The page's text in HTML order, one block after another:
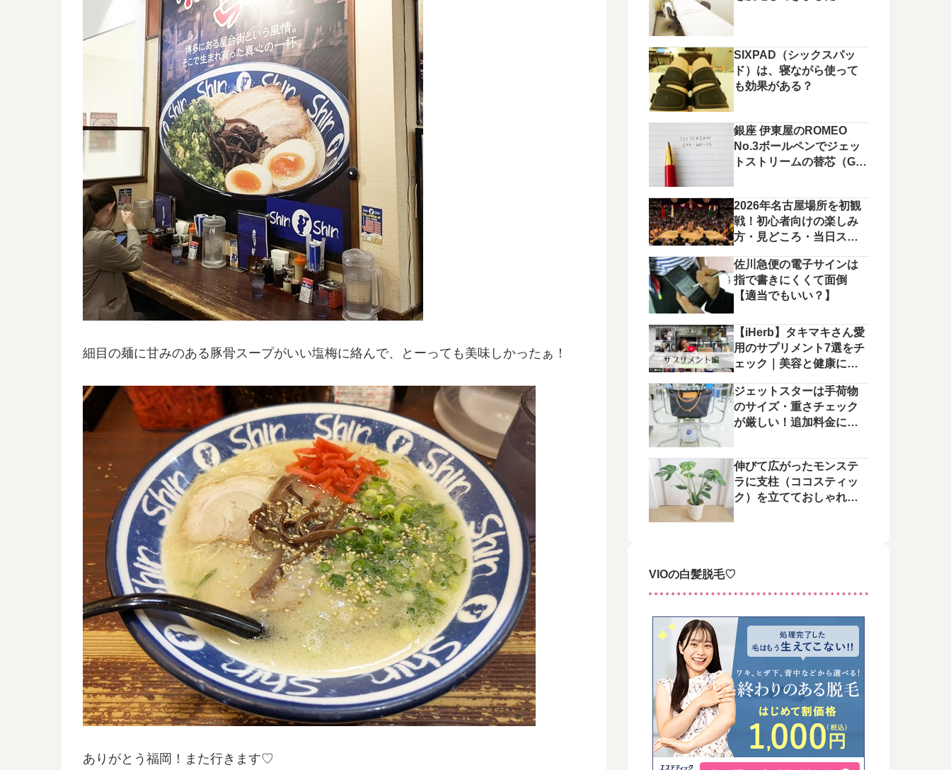
細目の麺に甘みのある豚骨スープがいい塩梅に絡んで、とーっても美味しかったぁ！
ありがとう福岡！また行きます♡
SIXPAD（シックスパッ
ド）は、寝ながら使って
も効果がある？
銀座 伊東屋のROMEO
No.3ボールペンでジェッ
トストリームの替芯（G2
2026年名古屋場所を初観
戦！初心者向けの楽しみ
方・見どころ・当日スケ
佐川急便の電子サインは
指で書きにくくて面倒
【適当でもいい？】
【iHerb】タキマキさん愛
用のサプリメント7選をチ
ェック｜美容と健康に役
ジェットスターは手荷物
のサイズ・重さチェック
が厳しい！追加料金にご
伸びて広がったモンステ
ラに支柱（ココスティッ
ク）を立てておしゃれに
VIOの白髪脱毛♡